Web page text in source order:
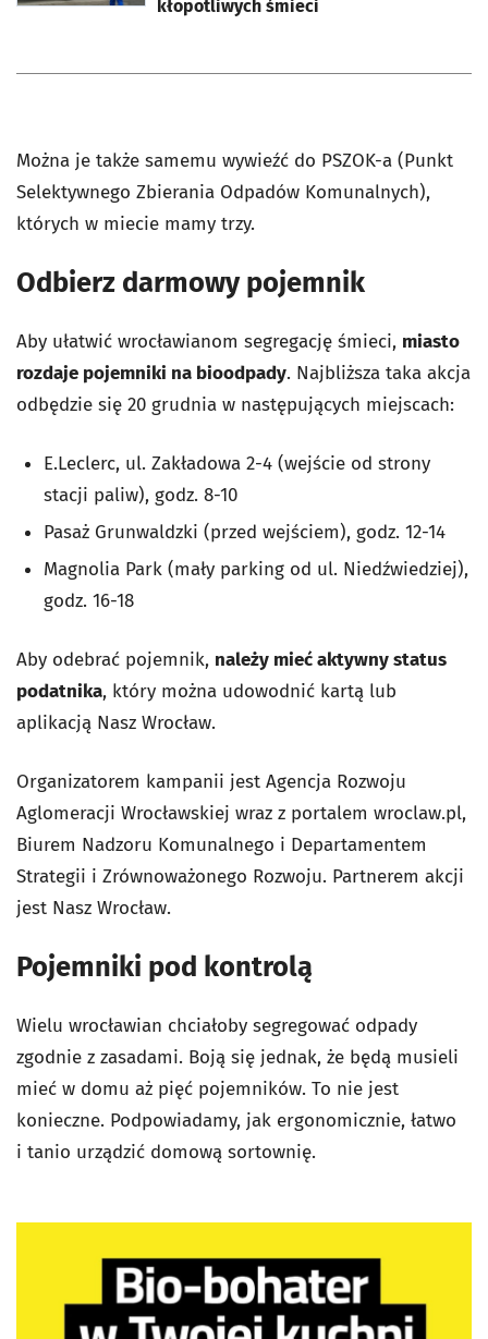
kłopotliwych śmieci
Można je także samemu wywieźć do PSZOK-a (Punkt
Selektywnego Zbierania Odpadów Komunalnych),
których w miecie mamy trzy.
Odbierz darmowy pojemnik
Aby ułatwić wrocławianom segregację śmieci, miasto
rozdaje pojemniki na bioodpady. Najbliższa taka akcja
odbędzie się 20 grudnia w następujących miejscach:
E.Leclerc, ul. Zakładowa 2-4 (wejście od strony
stacji paliw), godz. 8-10
Pasaż Grunwaldzki (przed wejściem), godz. 12-14
Magnolia Park (mały parking od ul. Niedźwiedziej),
godz. 16-18
Aby odebrać pojemnik, należy mieć aktywny status
podatnika, który można udowodnić kartą lub
aplikacją Nasz Wrocław.
Organizatorem kampanii jest Agencja Rozwoju
Aglomeracji Wrocławskiej wraz z portalem wroclaw.pl,
Biurem Nadzoru Komunalnego i Departamentem
Strategii i Zrównoważonego Rozwoju. Partnerem akcji
jest Nasz Wrocław.
Pojemniki pod kontrolą
Wielu wrocławian chciałoby segregować odpady
zgodnie z zasadami. Boją się jednak, że będą musieli
mieć w domu aż pięć pojemników. To nie jest
konieczne. Podpowiadamy, jak ergonomicznie, łatwo
i tanio urządzić domową sortownię.